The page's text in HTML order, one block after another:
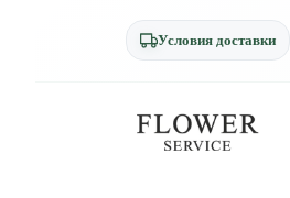
Условия доставки